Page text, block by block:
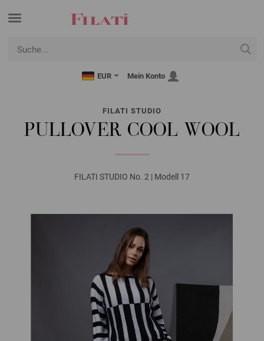
EUR Mein Konto
FILATI STUDIO
PULLOVER COOL WOOL
FILATI STUDIO No. 2 | Modell 17